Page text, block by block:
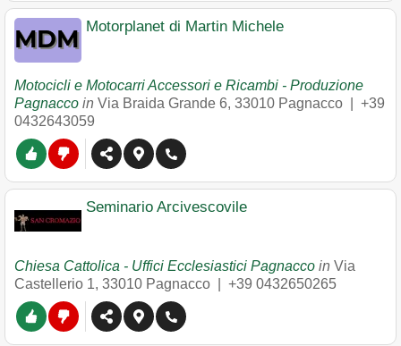
Motorplanet di Martin Michele
Motocicli e Motocarri Accessori e Ricambi - Produzione
Pagnacco in Via Braida Grande 6, 33010 Pagnacco
+39
0432643059
Seminario Arcivescovile
Chiesa Cattolica - Uffici Ecclesiastici Pagnacco in Via
Castellerio 1, 33010 Pagnacco +39 0432650265